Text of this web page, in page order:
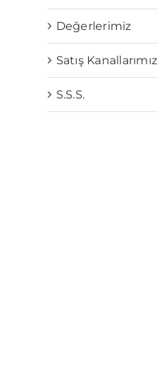
Değerlerimiz
Satış Kanallarımız
S.S.S.